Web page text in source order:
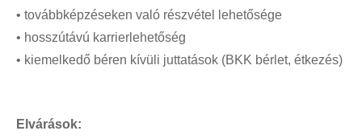
Állásportálok
Állásinterjú
Mentál Klub
• továbbképzéseken való részvétel lehetősége
• hosszútávú karrierlehetőség
• kiemelkedő béren kívüli juttatások (BKK bérlet, étkezés)
Elvárások: